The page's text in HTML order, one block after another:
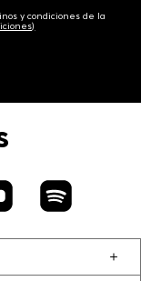
y condiciones de la